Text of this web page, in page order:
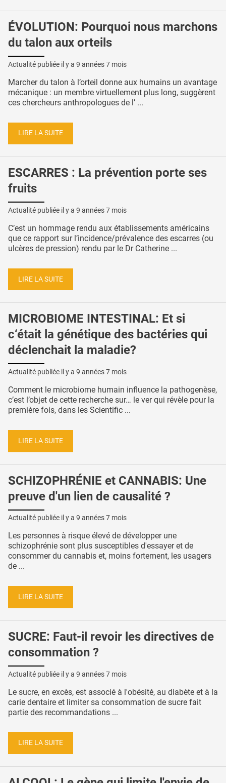
ÉVOLUTION: Pourquoi nous marchons
du talon aux orteils
Actualité publiée il y a 9 années 7 mois
Marcher du talon à l’orteil donne aux humains un avantage
mécanique : un membre virtuellement plus long, suggèrent
ces chercheurs anthropologues de l’ ...
LIRE LA SUITE
ESCARRES : La prévention porte ses
fruits
Actualité publiée il y a 9 années 7 mois
C’est un hommage rendu aux établissements américains
que ce rapport sur l’incidence/prévalence des escarres (ou
ulcères de pression) rendu par le Dr Catherine ...
LIRE LA SUITE
MICROBIOME INTESTINAL: Et si
c‘était la génétique des bactéries qui
déclenchait la maladie?
Actualité publiée il y a 9 années 7 mois
Comment le microbiome humain influence la pathogenèse,
c’est l’objet de cette recherche sur… le ver qui révèle pour la
première fois, dans les Scientific ...
LIRE LA SUITE
SCHIZOPHRÉNIE et CANNABIS: Une
preuve d'un lien de causalité ?
Actualité publiée il y a 9 années 7 mois
Les personnes à risque élevé de développer une
schizophrénie sont plus susceptibles d'essayer et de
consommer du cannabis et, moins fortement, les usagers
de ...
LIRE LA SUITE
SUCRE: Faut-il revoir les directives de
consommation ?
Actualité publiée il y a 9 années 7 mois
Le sucre, en excès, est associé à l'obésité, au diabète et à la
carie dentaire et limiter sa consommation de sucre fait
partie des recommandations ...
LIRE LA SUITE